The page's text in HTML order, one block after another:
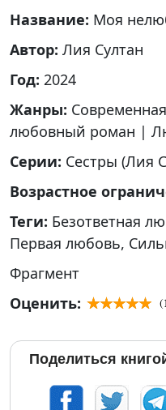
Название: Моя
Автор: Лия Султан
Год: 2024
Жанры:
любовный роман |
Серии: Сестры (Лия
Возрастное
Теги: Безответная
Первая любовь,
Фрагмент
Оценить:
(
Поделиться